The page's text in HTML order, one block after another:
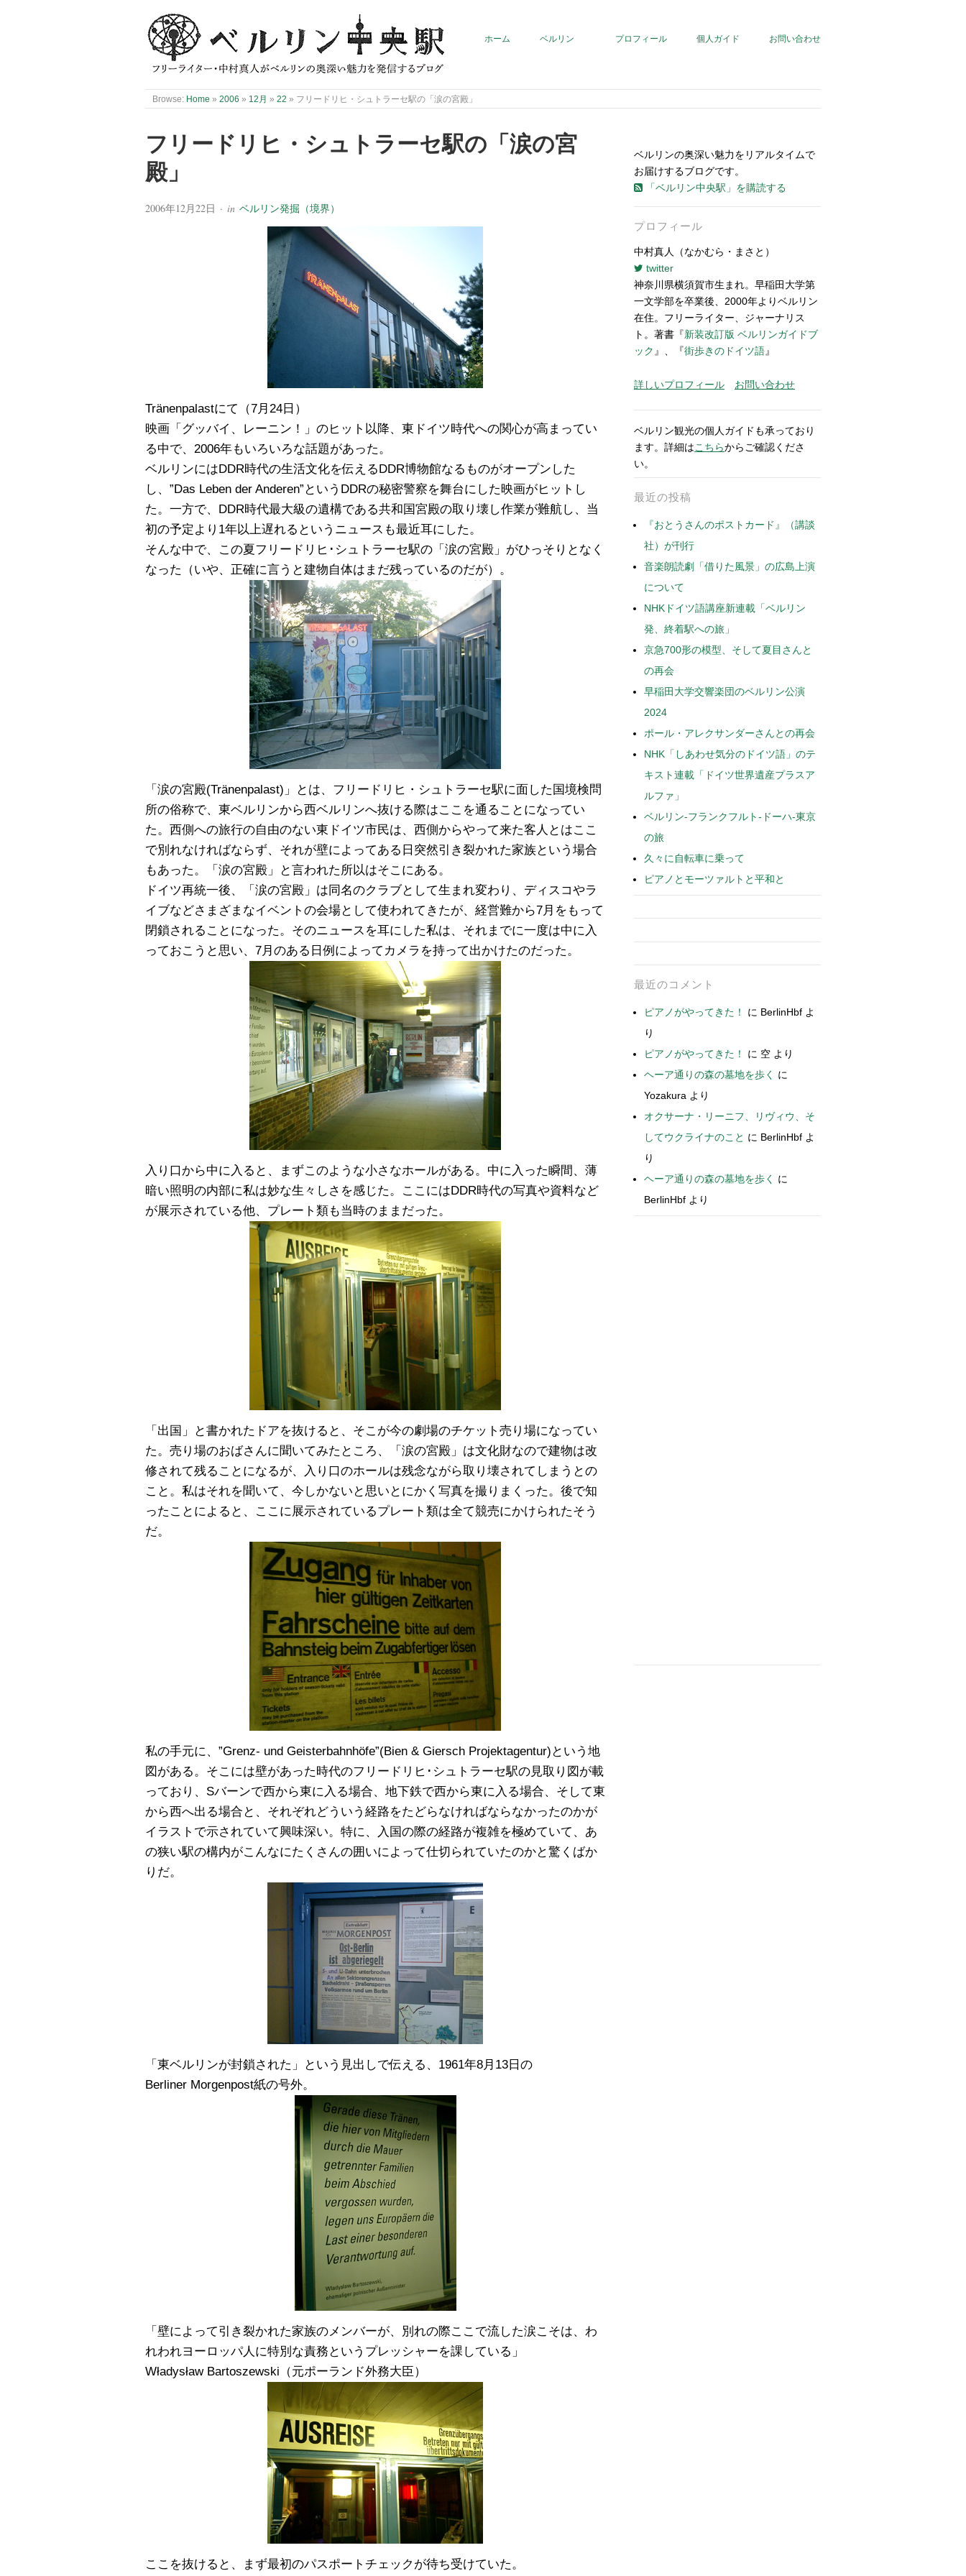
ホーム ベルリン プロフィール 個人ガイド お問い合わせ
Browse: Home » 2006 » 12月 » 22 » フリードリヒ・シュトラーセ駅の「涙の宮殿」
フリードリヒ・シュトラーセ駅の「涙の宮
殿」
2006年12月22日 · in ベルリン発掘（境界）
Tränenpalastにて（7月24日）
映画「グッバイ、レーニン！」のヒット以降、東ドイツ時代への関心が高まってい
る中で、2006年もいろいろな話題があった。
ベルリンにはDDR時代の生活文化を伝えるDDR博物館なるものがオープンした
し、”Das Leben der Anderen”というDDRの秘密警察を舞台にした映画がヒットし
た。一方で、DDR時代最大級の遺構である共和国宮殿の取り壊し作業が難航し、当
初の予定より1年以上遅れるというニュースも最近耳にした。
そんな中で、この夏フリードリヒ･シュトラーセ駅の「涙の宮殿」がひっそりとなく
なった（いや、正確に言うと建物自体はまだ残っているのだが）。
「涙の宮殿(Tränenpalast)」とは、フリードリヒ・シュトラーセ駅に面した国境検問
所の俗称で、東ベルリンから西ベルリンへ抜ける際はここを通ることになってい
た。西側への旅行の自由のない東ドイツ市民は、西側からやって来た客人とはここ
で別れなければならず、それが壁によってある日突然引き裂かれた家族という場合
もあった。「涙の宮殿」と言われた所以はそこにある。
ドイツ再統一後、「涙の宮殿」は同名のクラブとして生まれ変わり、ディスコやラ
イブなどさまざまなイベントの会場として使われてきたが、経営難から7月をもって
閉鎖されることになった。そのニュースを耳にした私は、それまでに一度は中に入
っておこうと思い、7月のある日例によってカメラを持って出かけたのだった。
入り口から中に入ると、まずこのような小さなホールがある。中に入った瞬間、薄
暗い照明の内部に私は妙な生々しさを感じた。ここにはDDR時代の写真や資料など
が展示されている他、プレート類も当時のままだった。
「出国」と書かれたドアを抜けると、そこが今の劇場のチケット売り場になってい
た。売り場のおばさんに聞いてみたところ、「涙の宮殿」は文化財なので建物は改
修されて残ることになるが、入り口のホールは残念ながら取り壊されてしまうとの
こと。私はそれを聞いて、今しかないと思いとにかく写真を撮りまくった。後で知
ったことによると、ここに展示されているプレート類は全て競売にかけられたそう
だ。
私の手元に、”Grenz- und Geisterbahnhöfe”(Bien & Giersch Projektagentur)という地
図がある。そこには壁があった時代のフリードリヒ･シュトラーセ駅の見取り図が載
っており、Sバーンで西から東に入る場合、地下鉄で西から東に入る場合、そして東
から西へ出る場合と、それぞれどういう経路をたどらなければならなかったのかが
イラストで示されていて興味深い。特に、入国の際の経路が複雑を極めていて、あ
の狭い駅の構内がこんなにたくさんの囲いによって仕切られていたのかと驚くばか
りだ。
「東ベルリンが封鎖された」という見出しで伝える、1961年8月13日の
Berliner Morgenpost紙の号外。
「壁によって引き裂かれた家族のメンバーが、別れの際ここで流した涙こそは、わ
れわれヨーロッパ人に特別な責務というプレッシャーを課している」
Władysław Bartoszewski（元ポーランド外務大臣）
ここを抜けると、まず最初のパスポートチェックが待ち受けていた。
ベルリンの奥深い魅力をリアルタイムで
お届けするブログです。
「ベルリン中央駅」を購読する
プロフィール
中村真人（なかむら・まさと）
twitter
神奈川県横須賀市生まれ。早稲田大学第
一文学部を卒業後、2000年よりベルリン
在住。フリーライター、ジャーナリス
ト。著書『新装改訂版 ベルリンガイドブ
ック 』、『街歩きのドイツ語』
詳しいプロフィール お問い合わせ
ベルリン観光の個人ガイドも承っており
ます。詳細はこちらからご確認くださ
い。
最近の投稿
『おとうさんのポストカード』（講談
社）が刊行
音楽朗読劇「借りた風景」の広島上演
について
NHKドイツ語講座新連載「ベルリン
発、終着駅への旅」
京急700形の模型、そして夏目さんと
の再会
早稲田大学交響楽団のベルリン公演
2024
ポール・アレクサンダーさんとの再会
NHK「しあわせ気分のドイツ語」のテ
キスト連載「ドイツ世界遺産プラスア
ルファ」
ベルリン-フランクフルト-ドーハ-東京
の旅
久々に自転車に乗って
ピアノとモーツァルトと平和と
最近のコメント
ピアノがやってきた！ に BerlinHbf よ
り
ピアノがやってきた！
に 空 より
ヘーア通りの森の墓地を歩く
に
Yozakura より
オクサーナ・リーニフ、リヴィウ、そ
してウクライナのこと に BerlinHbf よ
り
ヘーア通りの森の墓地を歩く
に
BerlinHbf より